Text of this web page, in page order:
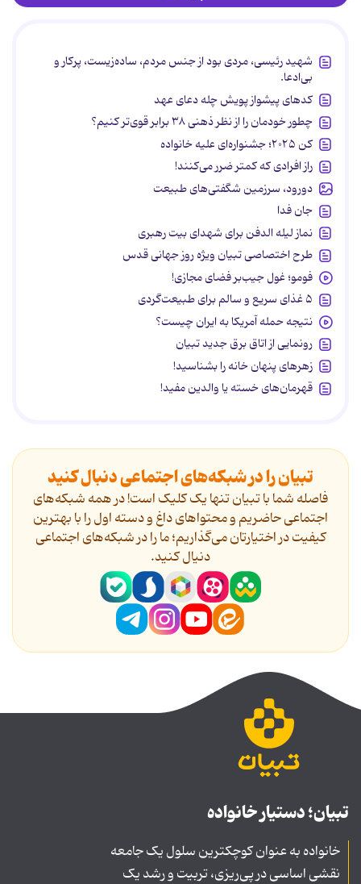
شهید رئیسی، مردی بود از جنس مردم، ساده‌زیست، پرکار و
بی‌ادعا.
کدهای پیشواز پویش چله دعای عهد
چطور خودمان را از نظر ذهنی ۳۸ برابر قوی‌تر کنیم؟
کن ۲۰۲۵؛ جشنواره‌ای علیه خانواده
راز افرادی که کمتر ضرر می‌کنند!
دورود، سرزمین شگفتی‌های طبیعت
جان فدا
نماز لیله الدفن برای شهدای بیت رهبری
طرح اختصاصی تبیان ویژه روز جهانی قدس
فومو؛ غول جیب‌بر فضای مجازی!
۵ غذای سریع و سالم برای طبیعت‌گردی
نتیجه حمله آمریکا به ایران چیست؟
رونمایی از اتاق برق جدید تبیان
زهرهای پنهان خانه را بشناسید!
قهرمان‌های خسته یا والدین مفید!
تبیان را در شبکه‌های اجتماعی دنبال کنید
فاصله شما با تبیان تنها یک کلیک است! در همه شبکه‌های
اجتماعی حاضریم و محتواهای داغ و دسته اول را با بهترین
کیفیت در اختیارتان می‌گذاریم؛ ما را در شبکه‌های اجتماعی
دنیال کنید.
تبیان؛ دستیار خانواده
خانواده به عنوان کوچکترین سلول یک جامعه
نقشی اساسی در پی‌ریزی، تربیت و رشد یک